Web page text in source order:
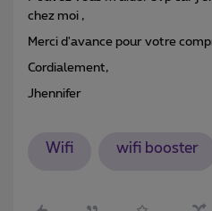
chez moi ,
Merci d'avance pour votre
Cordialement,
Jhennifer
Wifi wifi booster